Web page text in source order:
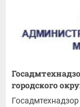
городского